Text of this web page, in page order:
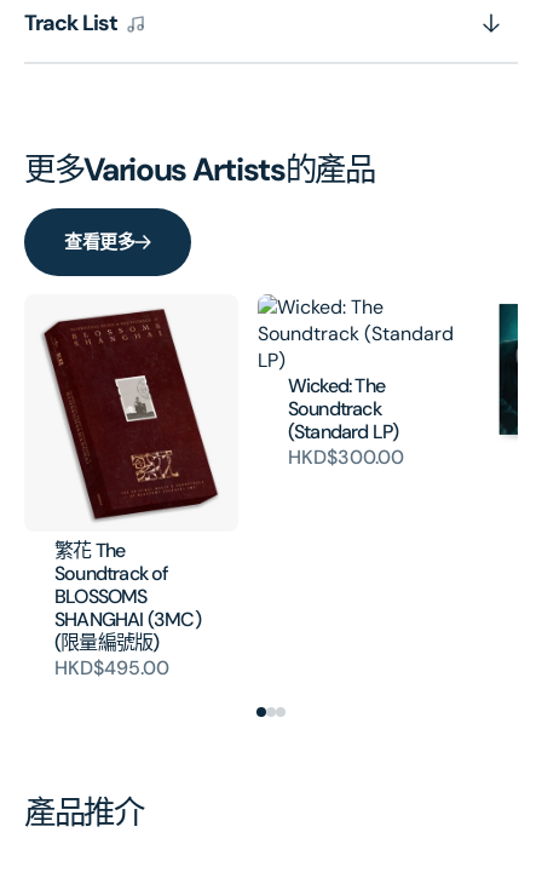
Track List
更多Various Artists的產品
查看更多
繁花 The
Soundtrack of
BLOSSOMS
SHANGHAI (3MC)
(限量編號版)
HKD$495.00
Wicked: The
Soundtrack
(Standard LP)
HKD$300.00
產品推介